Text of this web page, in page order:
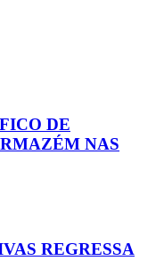
DE
NAS
REGRESSA